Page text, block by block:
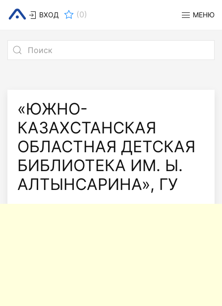
ВХОД (0) МЕНЮ
«ЮЖНО-
КАЗАХСТАНСКАЯ
ОБЛАСТНАЯ ДЕТСКАЯ
БИБЛИОТЕКА ИМ. Ы.
АЛТЫНСАРИНА», ГУ